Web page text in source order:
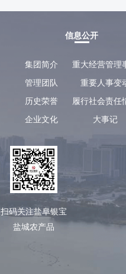
信息公开
集团简介
管理团队
历史荣誉
企业文化
重大经营管理
重要人事变
履行社会责任
大事记
扫码关注盐阜银宝
盐城农产品